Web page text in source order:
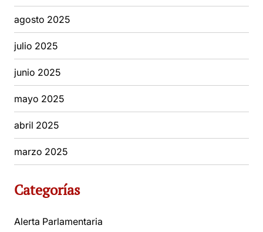
agosto 2025
julio 2025
junio 2025
mayo 2025
abril 2025
marzo 2025
Categorías
Alerta Parlamentaria